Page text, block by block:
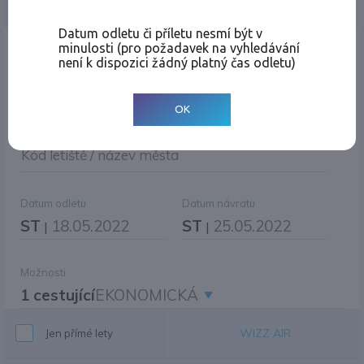
Místo odletu
Kód letiště / název města
Datum odletu
ST | 18.05.2022
Datum návratu
ST | 25.05.2022
Možnosti
1 cestujícíEKONOMICKÁ
Jen přímé lety WIZZ AIR
Datum odletu či příletu nesmí být v
minulosti (pro požadavek na vyhledávání
není k dispozici žádný platný čas odletu)
OK